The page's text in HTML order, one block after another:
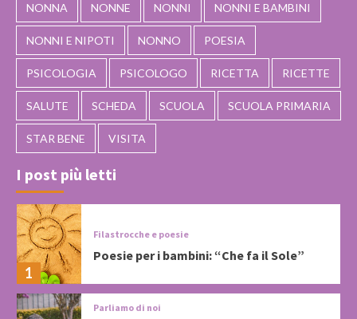
NONNA NONNE NONNI NONNI E BAMBINI
NONNI E NIPOTI NONNO POESIA
PSICOLOGIA PSICOLOGO RICETTA RICETTE
SALUTE SCHEDA SCUOLA SCUOLA PRIMARIA
STAR BENE VISITA
I post più letti
1
Filastrocche e poesie
Poesie per i bambini: “Che fa il Sole”
Parliamo di noi